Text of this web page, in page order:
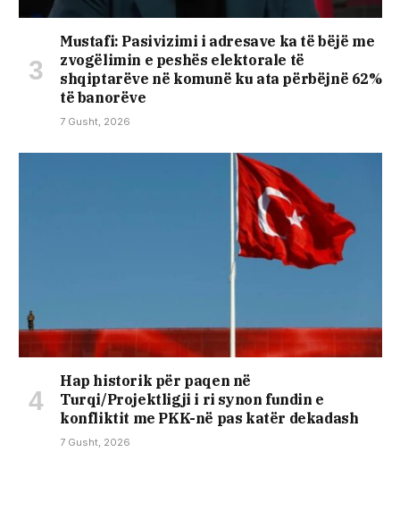
Mustafi: Pasivizimi i adresave ka të bëjë me
zvogëlimin e peshës elektorale të
shqiptarëve në komunë ku ata përbëjnë 62%
të banorëve
7 Gusht, 2026
Hap historik për paqen në
Turqi/Projektligji i ri synon fundin e
konfliktit me PKK-në pas katër dekadash
7 Gusht, 2026